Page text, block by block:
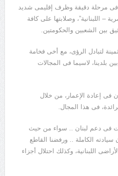
فى مرحلة دقيقة وظرف إقليمى شديد
– اللبنانية”، وصلابتها على كافة
بين الشعبين والحكومتين.
لتبادل الرؤى، مع أخى فخامة
بلدينا، لاسيما فى المجالات
فى إعادة الإعمار، من خلال
فى هذا المجال.
فى دعم لبنان .. سواء من حيث
الكاملة .. ورفضنا القاطع
اللبنانية، وكذلك احتلال أجزاء